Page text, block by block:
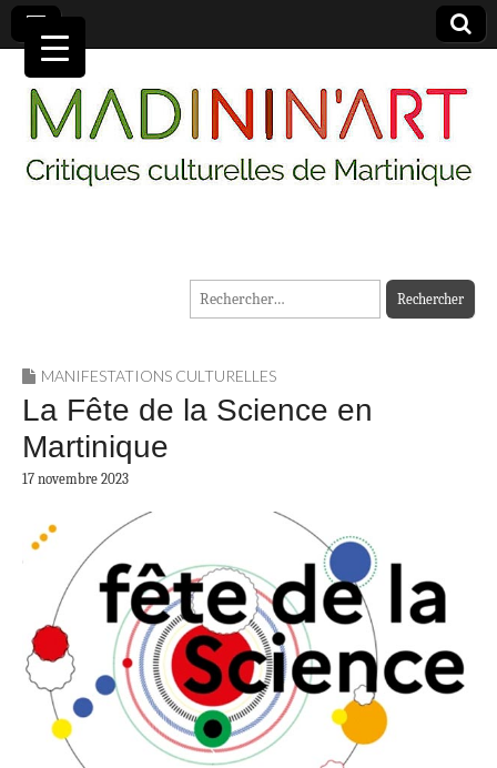
MADININ'ART
Rechercher :
MANIFESTATIONS CULTURELLES
La Fête de la Science en
Martinique
17 novembre 2023